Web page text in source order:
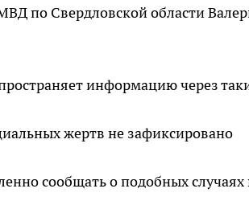
по Свердловской области
информацию через
жертв не зафиксировано
сообщать о подобных